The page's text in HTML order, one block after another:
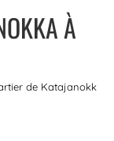
À
de Katajanokka à